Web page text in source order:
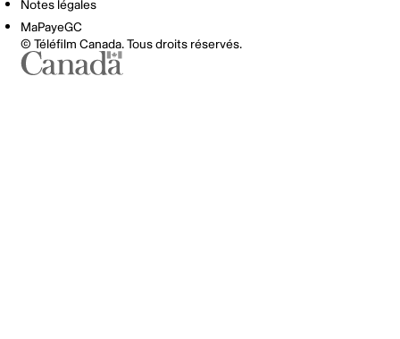
Notes légales
MaPayeGC
© Téléfilm Canada. Tous droits réservés.